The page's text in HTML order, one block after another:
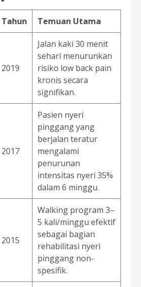
Tahun Temuan Utama
2019
Jalan kaki 30 menit
sehari menurunkan
risiko low back pain
kronis secara
signifikan.
2017
Pasien nyeri
pinggang yang
berjalan teratur
mengalami
penurunan
intensitas nyeri 35%
dalam 6 minggu.
2015
Walking program 3–
5 kali/minggu efektif
sebagai bagian
rehabilitasi nyeri
pinggang non-
spesifik.